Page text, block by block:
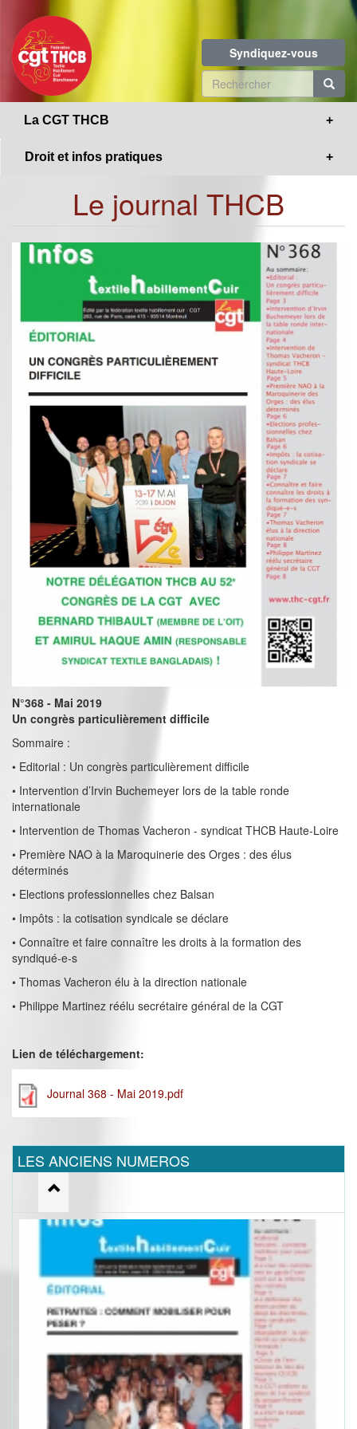
contenu
principal
Syndiquez-vous
Formulaire
de
La CGT THCB
Droit et infos pratiques
Le journal THCB
N°368 - Mai 2019
Un congrès particulièrement difficile
Sommaire :
• Editorial : Un congrès particulièrement difficile
• Intervention d’Irvin Buchemeyer lors de la table ronde
internationale
• Intervention de Thomas Vacheron - syndicat THCB Haute-Loire
• Première NAO à la Maroquinerie des Orges : des élus
déterminés
• Elections professionnelles chez Balsan
• Impôts : la cotisation syndicale se déclare
• Connaître et faire connaître les droits à la formation des
syndiqué-e-s
• Thomas Vacheron élu à la direction nationale
• Philippe Martinez réélu secrétaire général de la CGT
Lien de téléchargement:
Journal 368 - Mai 2019.pdf
LES ANCIENS NUMEROS